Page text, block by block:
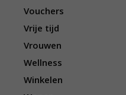
Vouchers
Vrije tijd
Vrouwen
Wellness
Winkelen